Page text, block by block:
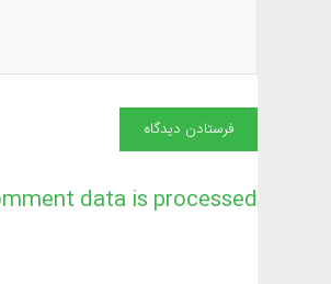
data is processed